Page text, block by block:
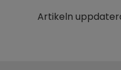
Artikeln